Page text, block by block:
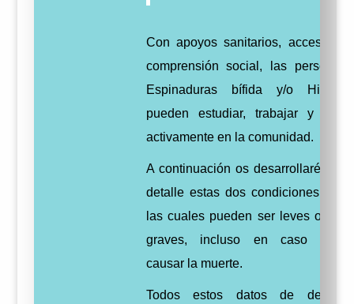
Con apoyos sanitarios,
comprensión social, las personas
Espinaduras bífida y/o
pueden estudiar, trabajar y
activamente en la comunidad.
A continuación os desarrollaré con
detalle estas dos condiciones
las cuales pueden ser leves o
graves, incluso en caso
causar la muerte.
Todos estos datos de